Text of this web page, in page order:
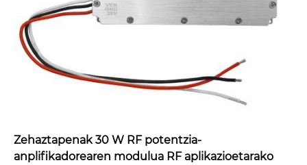
Zehaztapenak 30 W RF potentzia-
anplifikadorearen modulua RF aplikazioetarako